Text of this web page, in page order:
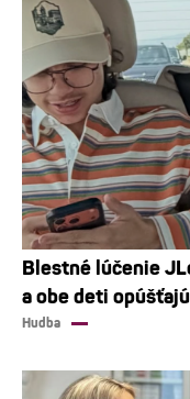
Blestné lúčenie
a obe deti
Hudba